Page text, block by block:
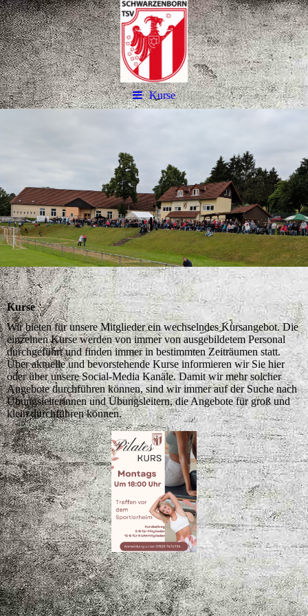
Kurse
.
I.
Kurse
Wir bieten für unsere Mitglieder ein wechselndes Kursangebot. Die
einzelnen Kurse werden von immer von ausgebildetem Personal
durchgeführt und finden immer in bestimmten Zeiträumen statt.
Über aktuelle und bevorstehende Kurse informieren wir Sie hier
oder über unsere Social-Media Kanäle. Damit wir mehr solcher
Angebote durchführen können, sind wir immer auf der Suche nach
Übungsleiterinnen und Übungsleitern, die Angebote für groß und
klein durchführen können.